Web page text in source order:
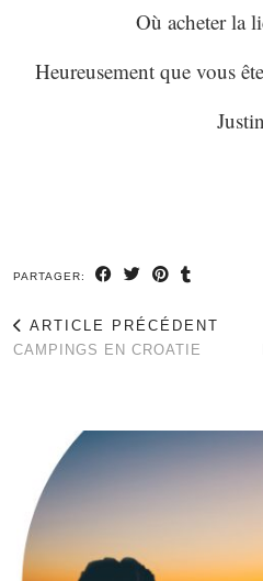
Où acheter la
Heureusement que vous
PARTAGER:
ARTICLE PRÉCÉDENT
CAMPINGS EN CROATIE